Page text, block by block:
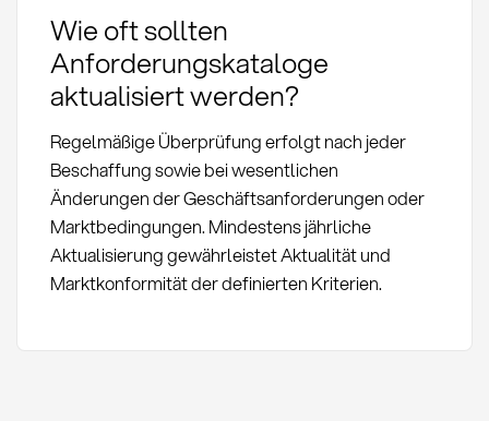
Wie oft sollten
Anforderungskataloge
aktualisiert werden?
Regelmäßige Überprüfung erfolgt nach jeder
Beschaffung sowie bei wesentlichen
Änderungen der Geschäftsanforderungen oder
Marktbedingungen. Mindestens jährliche
Aktualisierung gewährleistet Aktualität und
Marktkonformität der definierten Kriterien.